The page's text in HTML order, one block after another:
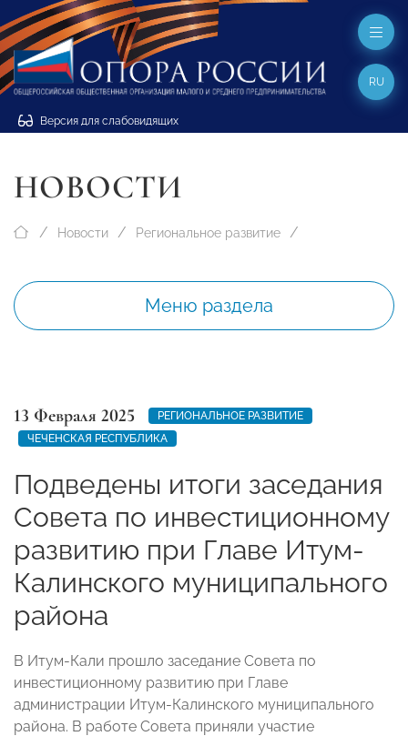
Версия для слабовидящих
RU
НОВОСТИ
Новости Региональное развитие
Меню раздела
13 Февраля 2025
РЕГИОНАЛЬНОЕ РАЗВИТИЕ
ЧЕЧЕНСКАЯ РЕСПУБЛИКА
Подведены итоги заседания
Совета по инвестиционному
развитию при Главе Итум-
Калинского муниципального
района
В Итум-Кали прошло заседание Совета по
инвестиционному развитию при Главе
администрации Итум-Калинского муниципального
района. В работе Совета приняли участие